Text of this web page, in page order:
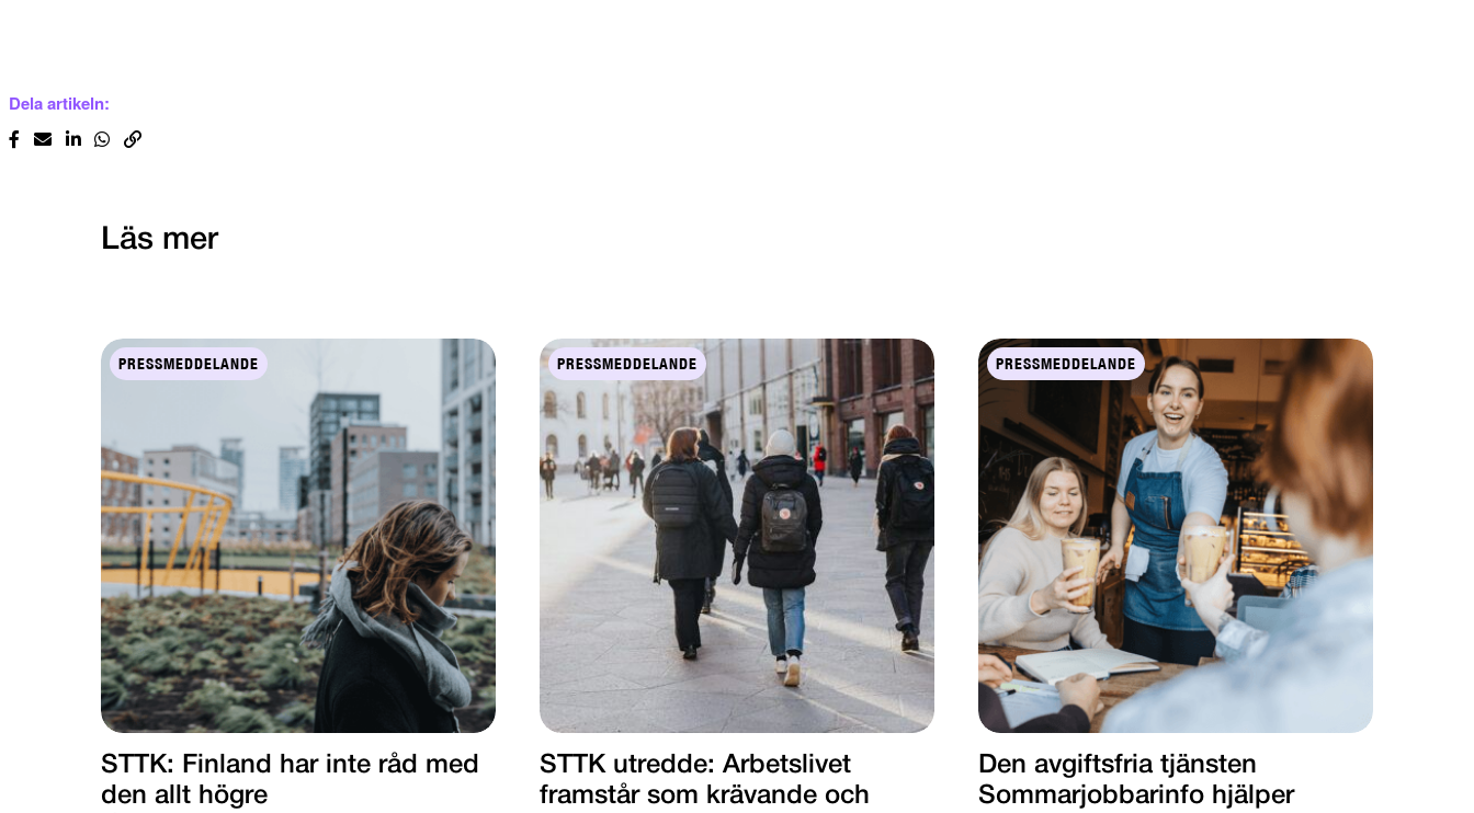
Dela artikeln:
Läs mer
PRESSMEDDELANDE
STTK: Finland har inte råd med
den allt högre
PRESSMEDDELANDE
STTK utredde: Arbetslivet
framstår som krävande och
PRESSMEDDELANDE
Den avgiftsfria tjänsten
Sommarjobbarinfo hjälper